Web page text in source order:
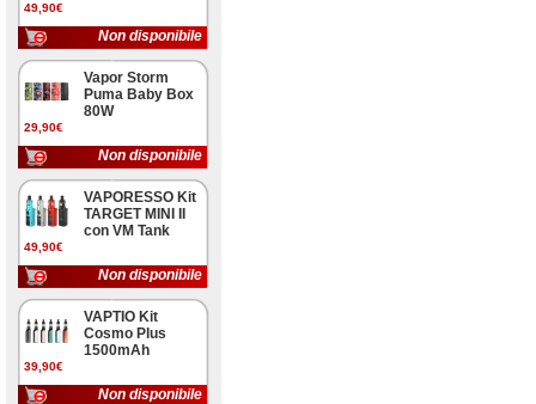
49,90€
Non disponibile
29,90€
Vapor Storm
Puma Baby Box
80W
Non disponibile
49,90€
VAPORESSO Kit
TARGET MINI II
con VM Tank
Non disponibile
39,90€
VAPTIO Kit
Cosmo Plus
1500mAh
Non disponibile